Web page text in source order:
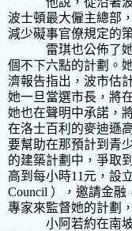
波士頓最大僱主總部
減少礙事官僚規定的
雷琪也公佈了
個不下六點的計劃。
濟報告指出，波市估
她一旦當選市長，將
她也在聲明中承諾，
在洛士百利的麥迪遜
要幫助在那預計到青
的建築計劃中，爭取
高到每小時11 元，設
Council ），邀請金融
專家來監督她的計劃
小阿若約在南